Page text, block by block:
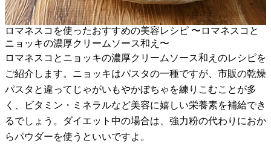
ロマネスコを使ったおすすめの美容レシピ 〜ロマネスコと
ニョッキの濃厚クリームソース和え〜
ロマネスコとニョッキの濃厚クリームソース和えのレシピを
ご紹介します。ニョッキはパスタの一種ですが、市販の乾燥
パスタと違ってじゃがいもやかぼちゃを練りこむことが多
く、ビタミン・ミネラルなど美容に嬉しい栄養素を補給でき
るでしょう。ダイエット中の場合は、強力粉の代わりにおか
らパウダーを使うといいですよ。